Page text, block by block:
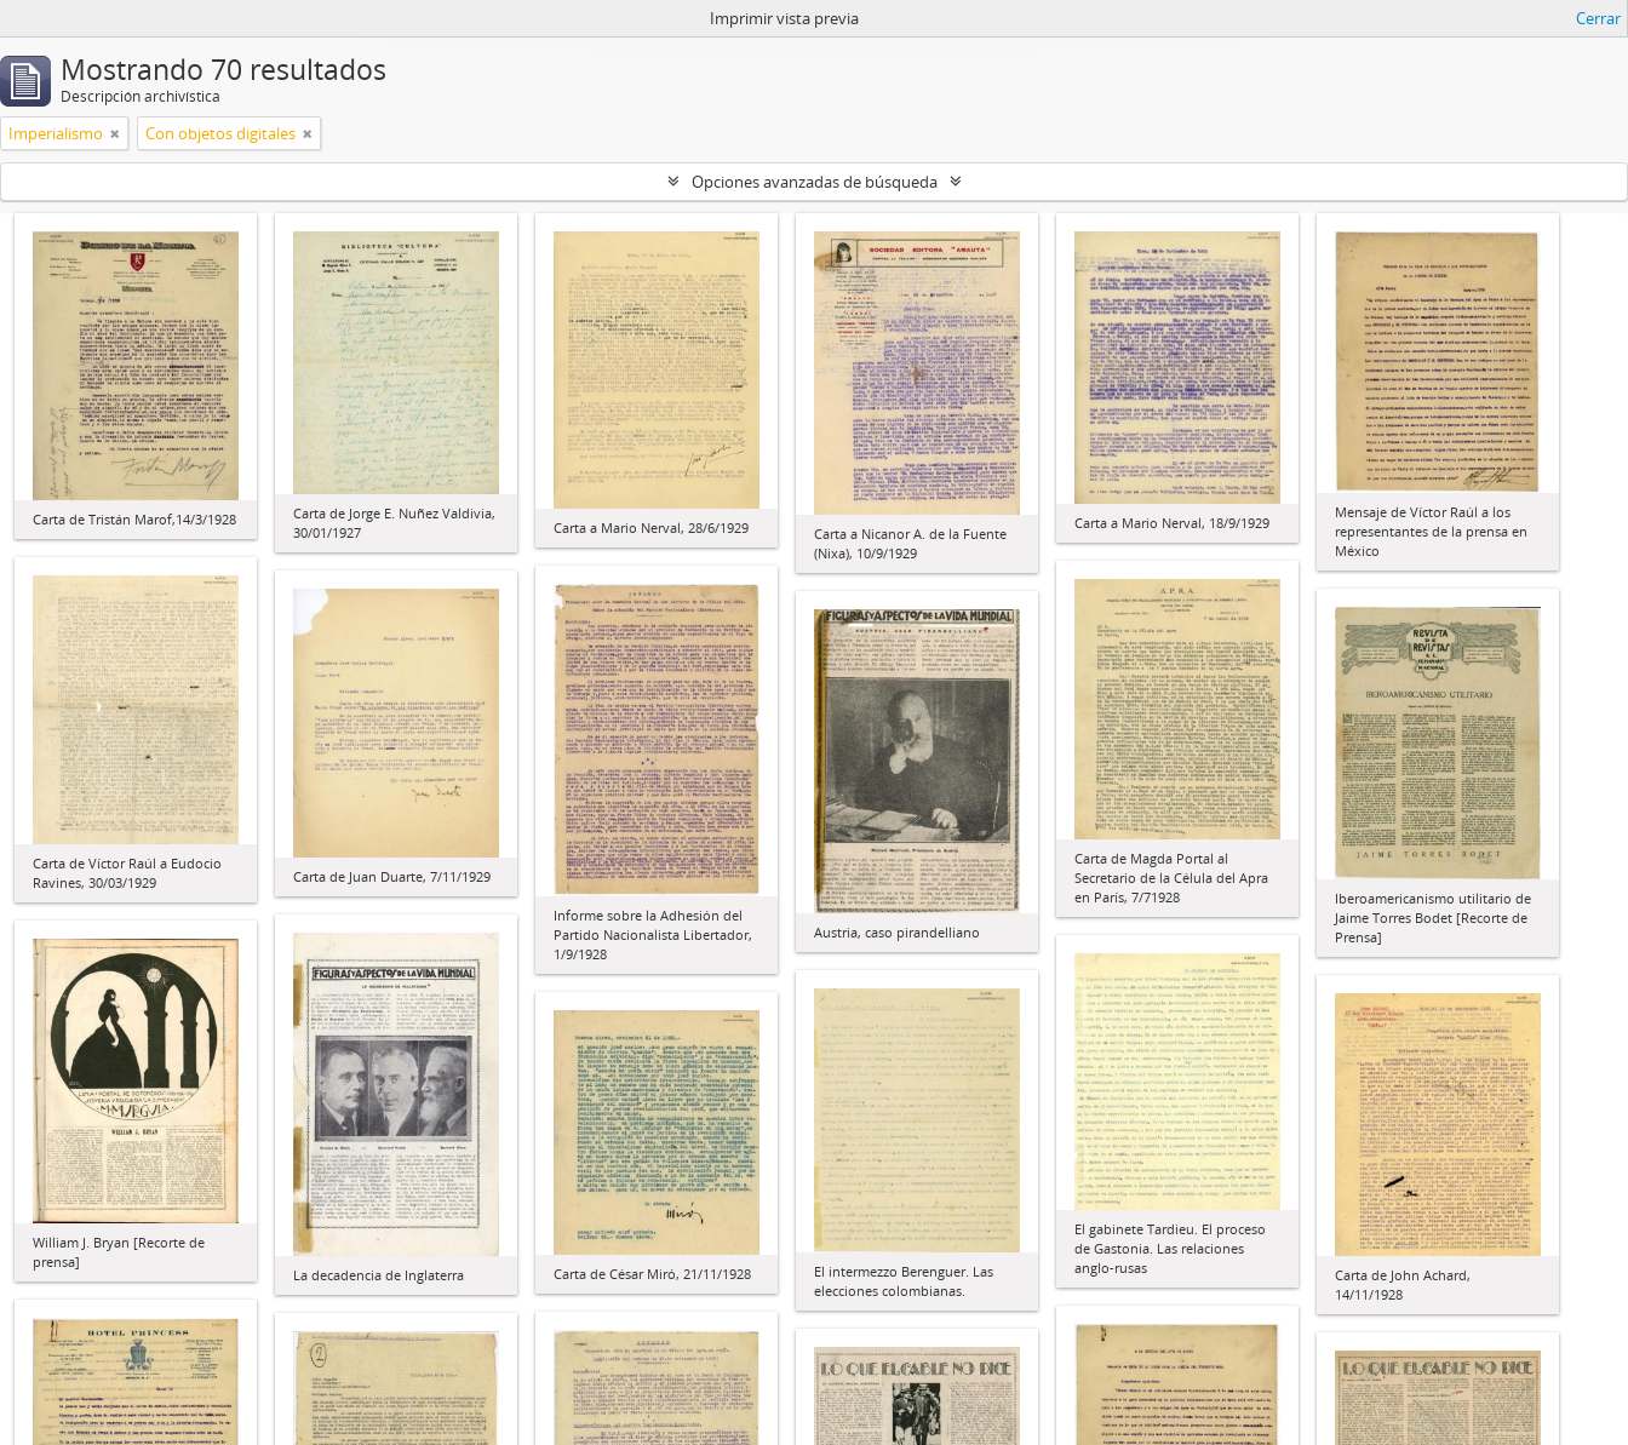
Imprimir vista previa Cerrar
Mostrando 70 resultados
Descripción archivística
Imperialismo Con objetos digitales
Opciones avanzadas de búsqueda
Carta de Tristán Marof,14/3/1928
Carta de Jorge E. Nuñez Valdivia,
30/01/1927
Carta a Mario Nerval, 28/6/1929
Carta a Nicanor A. de la Fuente
(Nixa), 10/9/1929
Carta a Mario Nerval, 18/9/1929
Mensaje de Víctor Raúl a los
representantes de la prensa en
México
Carta de Víctor Raúl a Eudocio
Ravines, 30/03/1929
Carta de Magda Portal al
Secretario de la Célula del Apra
en París, 7/71928
Informe sobre la Adhesión del
Partido Nacionalista Libertador,
1/9/1928
Carta de Juan Duarte, 7/11/1929
Iberoamericanismo utilitario de
Jaime Torres Bodet [Recorte de
Prensa]
Austria, caso pirandelliano
La decadencia de Inglaterra
William J. Bryan [Recorte de
prensa]
El gabinete Tardieu. El proceso
de Gastonia. Las relaciones
anglo-rusas
El intermezzo Berenguer. Las
elecciones colombianas.
Carta de John Achard,
14/11/1928
Carta de César Miró, 21/11/1928